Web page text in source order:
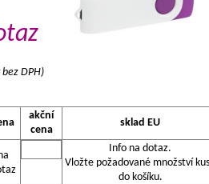
DPH)
akční
cena
sklad EU
Info na dotaz.
Vložte požadované množství
do košíku.